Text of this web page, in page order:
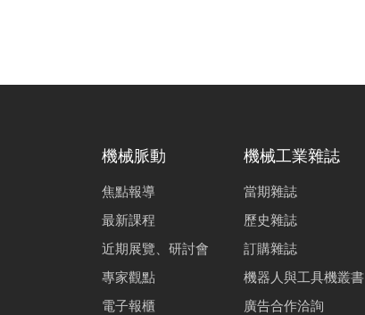
機械脈動
焦點報導
最新課程
近期展覽、研討會
專家觀點
電子報櫃
機械工業雜誌
當期雜誌
歷史雜誌
訂購雜誌
機器人與工具機叢書
廣告合作洽詢